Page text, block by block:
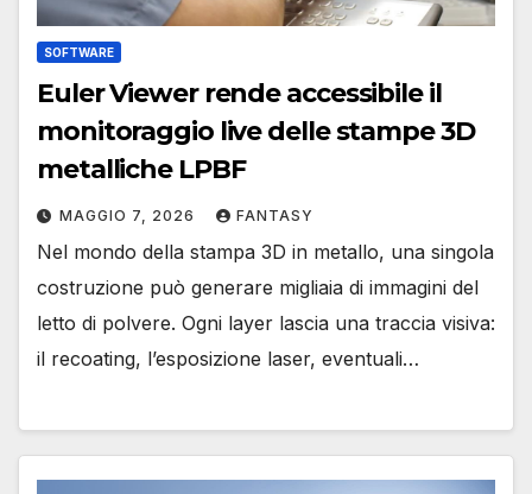
SOFTWARE
Euler Viewer rende accessibile il
monitoraggio live delle stampe 3D
metalliche LPBF
MAGGIO 7, 2026 FANTASY
Nel mondo della stampa 3D in metallo, una singola
costruzione può generare migliaia di immagini del
letto di polvere. Ogni layer lascia una traccia visiva:
il recoating, l’esposizione laser, eventuali…